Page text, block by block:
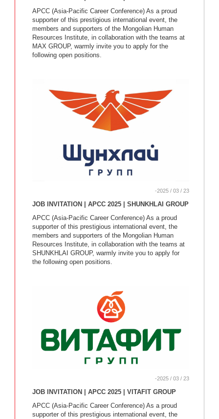
APCC (Asia-Pacific Career Conference) As a proud
supporter of this prestigious international event, the
members and supporters of the Mongolian Human
Resources Institute, in collaboration with the teams at
MAX GROUP, warmly invite you to apply for the
following open positions.
-2025 / 03 / 23
JOB INVITATION | APCC 2025 | SHUNKHLAI GROUP
APCC (Asia-Pacific Career Conference) As a proud
supporter of this prestigious international event, the
members and supporters of the Mongolian Human
Resources Institute, in collaboration with the teams at
SHUNKHLAI GROUP, warmly invite you to apply for
the following open positions.
-2025 / 03 / 23
JOB INVITATION | APCC 2025 | VITAFIT GROUP
APCC (Asia-Pacific Career Conference) As a proud
supporter of this prestigious international event, the